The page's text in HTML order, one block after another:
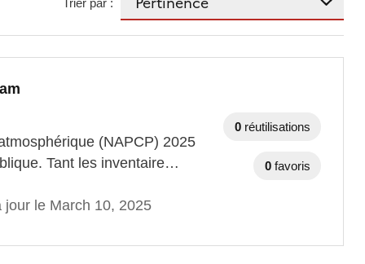
(NAPCP) 2025
Tant les inventaire…
jour le March 10, 2025
0 réutilisations
0 favoris